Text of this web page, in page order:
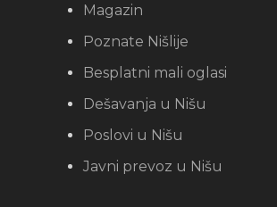
Magazin
Poznate Nišlije
Besplatni mali oglasi
Dešavanja u Nišu
Poslovi u Nišu
Javni prevoz u Nišu